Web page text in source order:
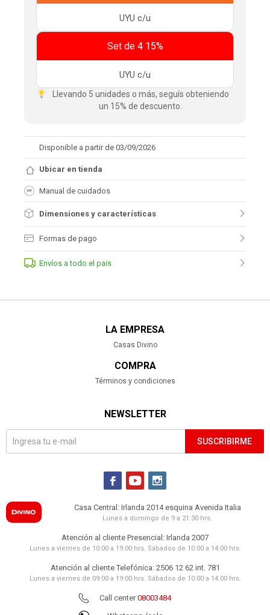
UYU c/u
Set de 4 15%
UYU c/u
Llevando 5 unidades o más, seguís obteniendo
un 15% de descuento.
Disponible a partir de 03/09/2026
Ubicar en tienda
Manual de cuidados
Dimensiones y características
Formas de pago
Envíos a todo el pais
LA EMPRESA
Casas Divino
COMPRA
Términos y condiciones
NEWSLETTER
SUSCRIBIRME
  
Casa Central: Irlanda 2014 esquina Avenida Italia
Lunes a domingo de 9 a 21:30 hrs.
Atención al cliente Presencial: Irlanda 2007
Lunes a viernes de 10:00 a 19:00 hrs. Sábados de 10:00 a 14:00 hrs.
Atención al cliente Telefónica: 2506 12 62 int. 781
Lunes a viernes de 09:00 a 19:00 hrs. Sábados de 10:00 a 14:00 hrs.
Call center08003484